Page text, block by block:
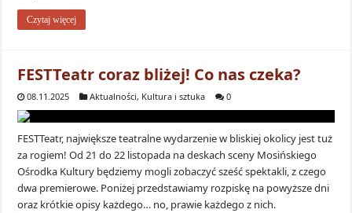
Czytaj więcej
FESTTeatr coraz bliżej! Co nas czeka?
08.11.2025 Aktualności, Kultura i sztuka 0
FESTTeatr, największe teatralne wydarzenie w bliskiej okolicy jest tuż
za rogiem! Od 21 do 22 listopada na deskach sceny Mosińskiego
Ośrodka Kultury będziemy mogli zobaczyć sześć spektakli, z czego
dwa premierowe. Poniżej przedstawiamy rozpiskę na powyższe dni
oraz krótkie opisy każdego… no, prawie każdego z nich.